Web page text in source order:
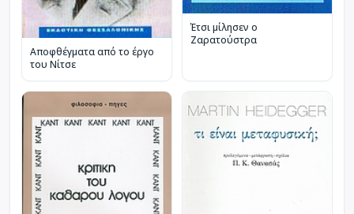
Αποφθέγματα από το έργο
του Νίτσε
Έτσι μίλησεν ο
Ζαρατούστρα